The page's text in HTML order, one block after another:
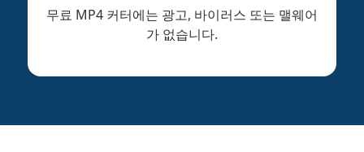
무료 MP4 커터에는 광고, 바이러스 또는 맬웨어
가 없습니다.